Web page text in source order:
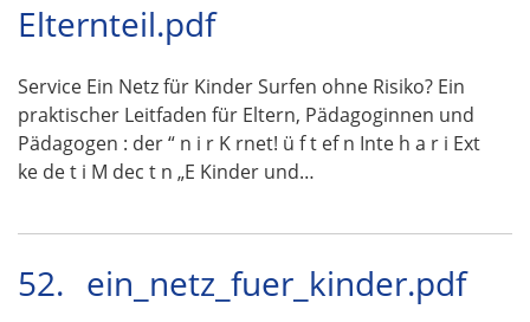
Elternteil.pdf
Service Ein Netz für Kinder Surfen ohne Risiko? Ein
praktischer Leitfaden für Eltern, Pädagoginnen und
Pädagogen : der “ n i r K rnet! ü f t ef n Inte h a r i Ext
ke de t i M dec t n „E Kinder und…
52. ein_netz_fuer_kinder.pdf